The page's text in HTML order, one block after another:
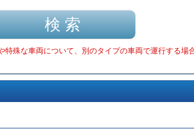
殊な車両について、別のタイプの車両で運行する場